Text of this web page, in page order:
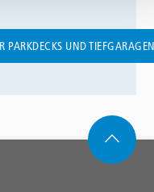
PARKDECKS UND